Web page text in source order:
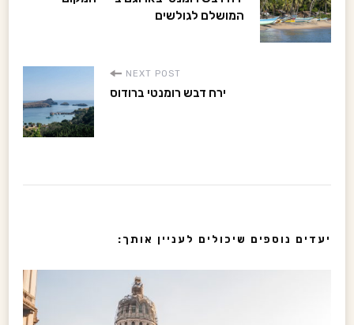
o
i
המושלם לגולשים
NEXT POST
ירח דבש רומנטי ברודוס
יעדים נוספים שיכולים לעניין אותך: